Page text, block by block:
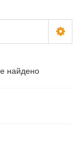
найдено